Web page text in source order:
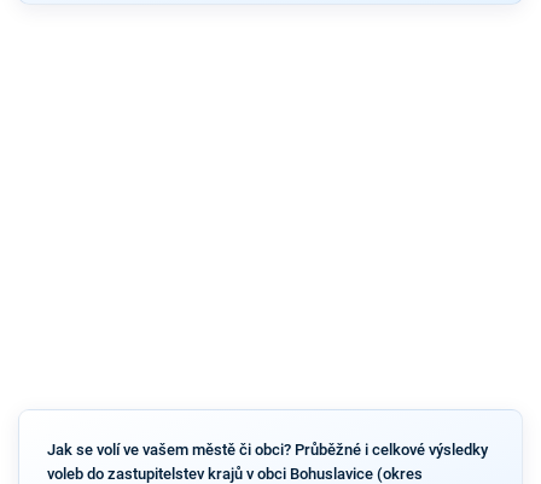
Jak se volí ve vašem městě či obci? Průběžné i celkové výsledky
voleb do zastupitelstev krajů v obci Bohuslavice (okres